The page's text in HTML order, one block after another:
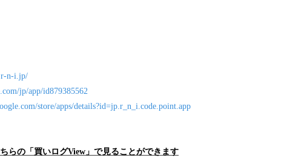
n-i.jp/
jp/app/id879385562
store/apps/details?id=jp.r_n_i.code.point.app
らの「買いログView」で見ることができます